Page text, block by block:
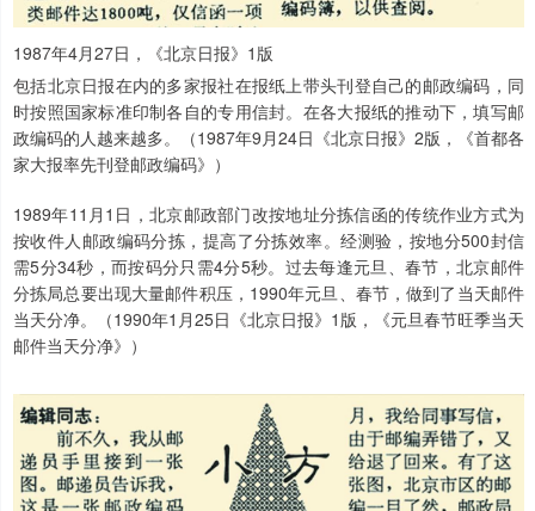
1987年4月27日，《北京日报》1版
包括北京日报在内的多家报社在报纸上带头刊登自己的邮政编码，同
时按照国家标准印制各自的专用信封。在各大报纸的推动下，填写邮
政编码的人越来越多。（1987年9月24日《北京日报》2版，《首都各
家大报率先刊登邮政编码》）
1989年11月1日，北京邮政部门改按地址分拣信函的传统作业方式为
按收件人邮政编码分拣，提高了分拣效率。经测验，按地分500封信
需5分34秒，而按码分只需4分5秒。过去每逢元旦、春节，北京邮件
分拣局总要出现大量邮件积压，1990年元旦、春节，做到了当天邮件
当天分净。（1990年1月25日《北京日报》1版，《元旦春节旺季当天
邮件当天分净》）